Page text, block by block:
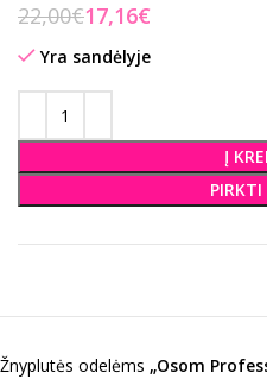
22,00€17,16€
Yra sandėlyje
Į
Žnyplutės odelėms „Osom